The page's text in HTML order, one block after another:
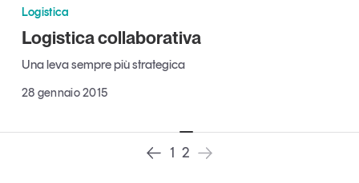
Contatti
Tendenze Journal
La nostra newsletter nella tua email
Logistica
Logistica collaborativa
Una leva sempre più strategica
28 gennaio 2015
1 2